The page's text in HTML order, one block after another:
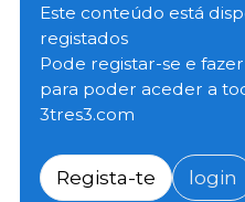
Alimentação Animal,
em parceria com a
Lobo Consulting
abrangente para avaliar
de vitaminas e
produção pecuária e
indicam que o acesso
Este conteúdo está
registados
Pode registar-se e
para poder aceder a
3tres3.com
Regista-te login